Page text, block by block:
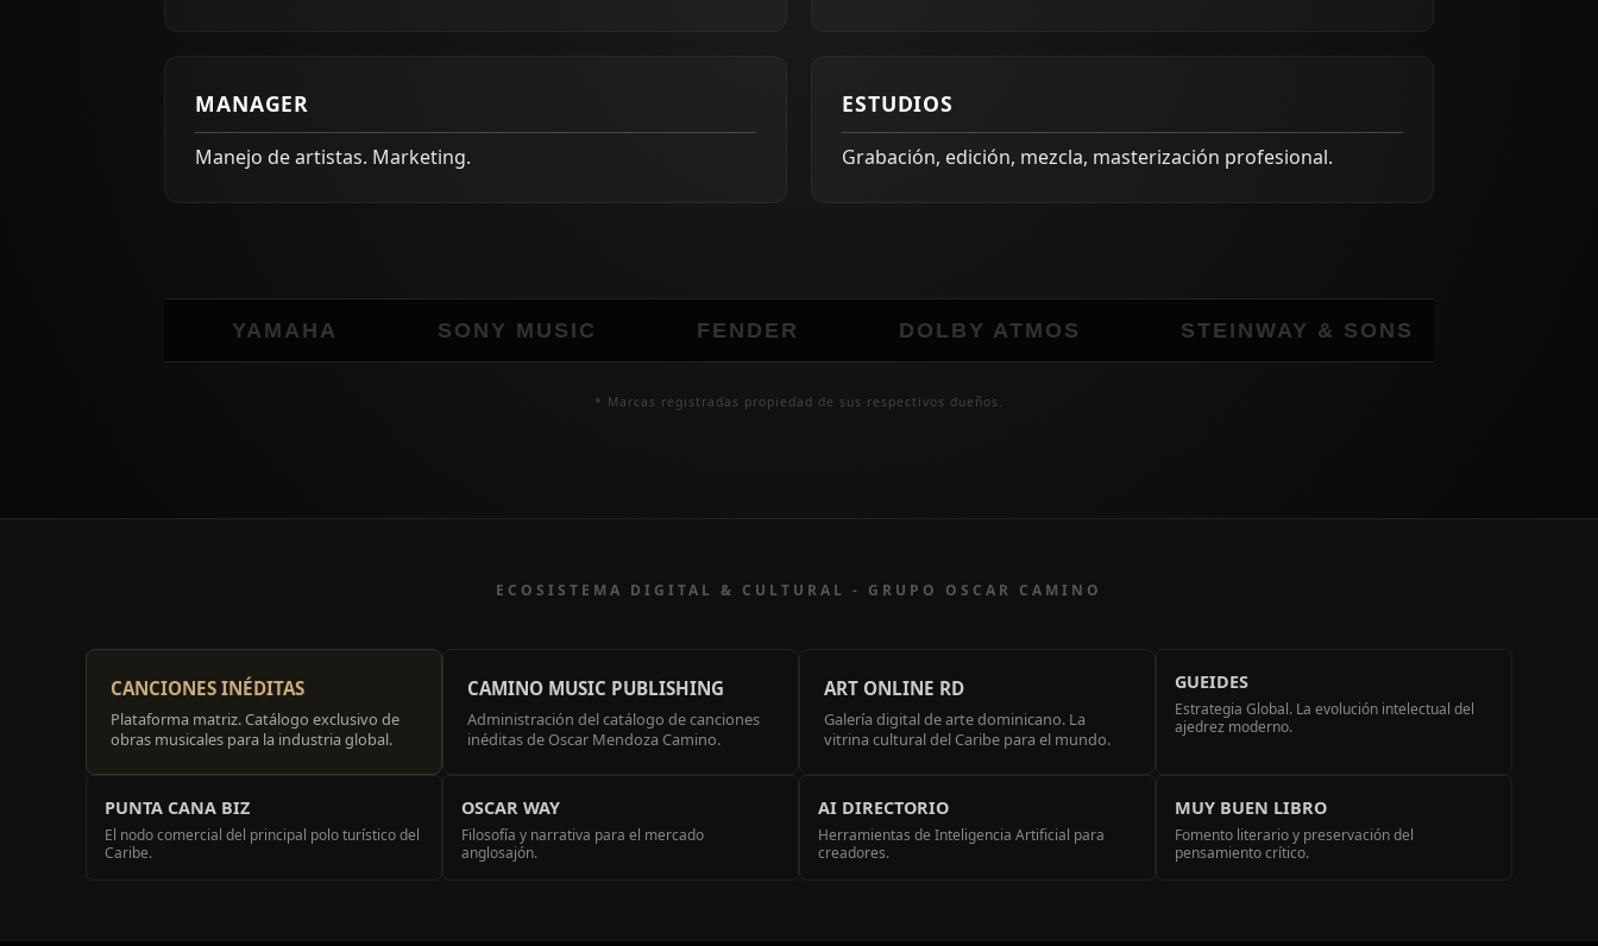
MANAGER
Manejo de artistas. Marketing.
ESTUDIOS
Grabación, edición, mezcla, masterización profesional.
YAMAHA SONY MUSIC FENDER DOLBY ATMOS STEINWAY & SONS
* Marcas registradas propiedad de sus respectivos dueños.
ECOSISTEMA DIGITAL & CULTURAL - GRUPO OSCAR CAMINO
CANCIONES INÉDITAS
Plataforma matriz. Catálogo exclusivo de
obras musicales para la industria global.
CAMINO MUSIC PUBLISHING
Administración del catálogo de canciones
inéditas de Oscar Mendoza Camino.
ART ONLINE RD
Galería digital de arte dominicano. La
vitrina cultural del Caribe para el mundo.
GUEIDES
Estrategia Global. La evolución intelectual del
ajedrez moderno.
PUNTA CANA BIZ
El nodo comercial del principal polo turístico del
Caribe.
OSCAR WAY
Filosofía y narrativa para el mercado
anglosajón.
AI DIRECTORIO
Herramientas de Inteligencia Artificial para
creadores.
MUY BUEN LIBRO
Fomento literario y preservación del
pensamiento crítico.